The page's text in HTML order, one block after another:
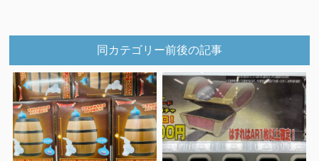
同カテゴリー前後の記事